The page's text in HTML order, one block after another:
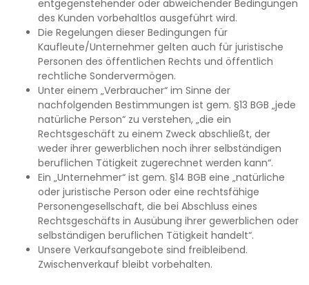
entgegenstehender oder abweichender Bedingungen
des Kunden vorbehaltlos ausgeführt wird.
Die Regelungen dieser Bedingungen für
Kaufleute/Unternehmer gelten auch für juristische
Personen des öffentlichen Rechts und öffentlich
rechtliche Sondervermögen.
Unter einem „Verbraucher“ im Sinne der
nachfolgenden Bestimmungen ist gem. §13 BGB „jede
natürliche Person“ zu verstehen, „die ein
Rechtsgeschäft zu einem Zweck abschließt, der
weder ihrer gewerblichen noch ihrer selbständigen
beruflichen Tätigkeit zugerechnet werden kann“.
Ein „Unternehmer“ ist gem. §14 BGB eine „natürliche
oder juristische Person oder eine rechtsfähige
Personengesellschaft, die bei Abschluss eines
Rechtsgeschäfts in Ausübung ihrer gewerblichen oder
selbständigen beruflichen Tätigkeit handelt“.
Unsere Verkaufsangebote sind freibleibend.
Zwischenverkauf bleibt vorbehalten.